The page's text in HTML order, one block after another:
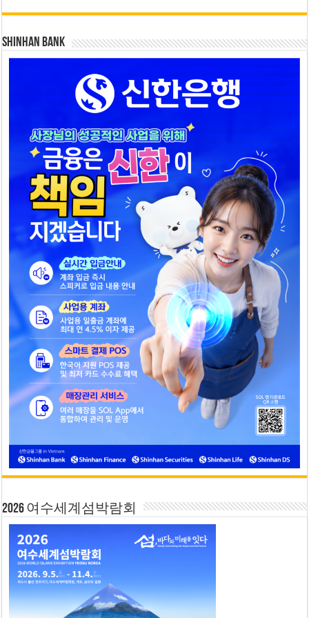
SHINHAN BANK
2026 여수세계섬박람회